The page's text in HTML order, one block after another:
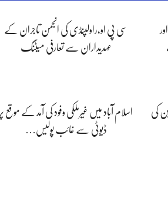
سی پی او،راولپنڈی کی انجمن تاجران کے
عہدیداران سے تعارفی میٹنگ
کی
اسلام آباد میں غیرملکی وفود کی آمد کے موقع پر
ڈیوٹی سے غائب پولیس…